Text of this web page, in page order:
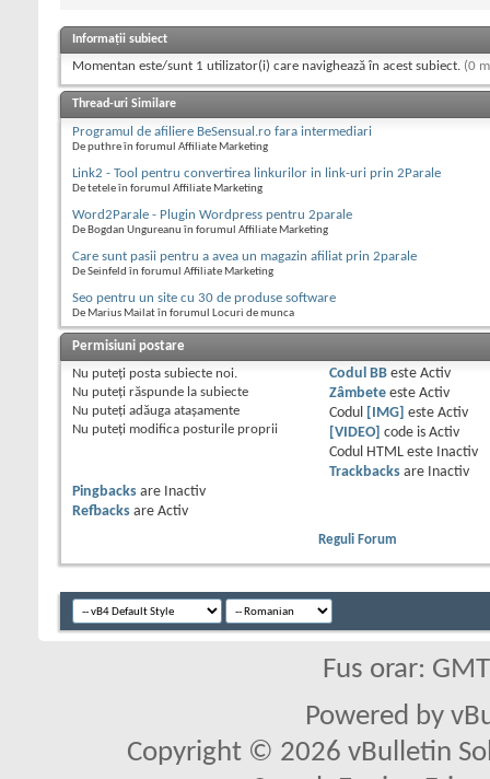
Informații subiect
Momentan este/sunt 1 utilizator(i) care navighează în acest subiect. (0
Thread-uri Similare
Programul de afiliere BeSensual.ro fara intermediari
De puthre în forumul Affiliate Marketing
Link2 - Tool pentru convertirea linkurilor in link-uri prin 2Parale
De tetele în forumul Affiliate Marketing
Word2Parale - Plugin Wordpress pentru 2parale
De Bogdan Ungureanu în forumul Affiliate Marketing
Care sunt pasii pentru a avea un magazin afiliat prin 2parale
De Seinfeld în forumul Affiliate Marketing
Seo pentru un site cu 30 de produse software
De Marius Mailat în forumul Locuri de munca
Permisiuni postare
Nu puteţi posta subiecte noi.
Nu puteţi răspunde la subiecte
Nu puteţi adăuga ataşamente
Nu puteţi modifica posturile proprii
Codul BBeste Activ
Zâmbeteeste Activ
Codul
[IMG] este Activ
[VIDEO]
code is Activ
Codul HTML este
Inactiv
Trackbacksare
Inactiv
Pingbacks are
Inactiv
Refbacks are Activ
Reguli Forum
Fus orar:
Powered by
Copyright © 2026 vBulletin